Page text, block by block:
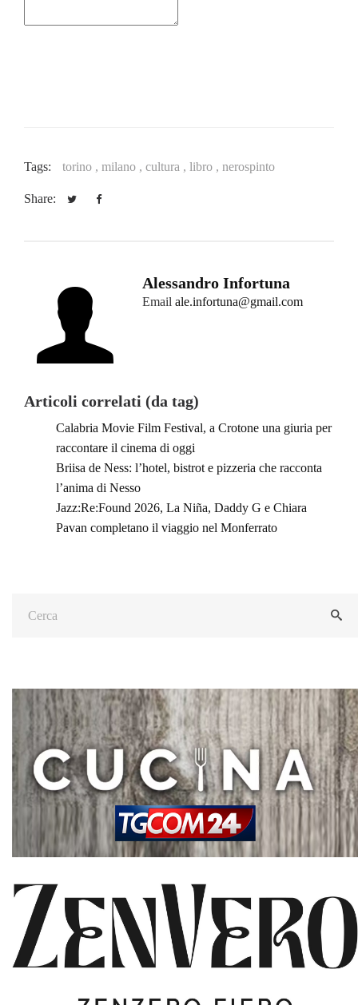
Tags: torino , milano , cultura , libro , nerospinto
Share:
Alessandro Infortuna
Email ale.infortuna@gmail.com
Articoli correlati (da tag)
Calabria Movie Film Festival, a Crotone una giuria per
raccontare il cinema di oggi
Briisa de Ness: l’hotel, bistrot e pizzeria che racconta
l’anima di Nesso
Jazz:Re:Found 2026, La Niña, Daddy G e Chiara
Pavan completano il viaggio nel Monferrato